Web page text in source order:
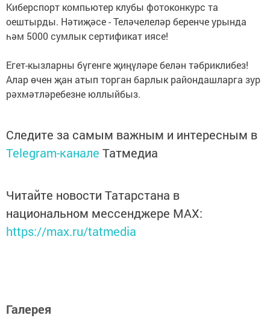
Киберспорт компьютер клубы фотоконкурс та
оештырды. Нәтиҗәсе - Теләчелеләр беренче урында
һәм 5000 сумлык сертификат иясе!
Егет-кызларны бүгенге җиңүләре белән тәбриклибез!
Алар өчен җан атып торган барлык райондашларга зур
рәхмәтләребезне юллыйбыз.
Следите за самым важным и интересным в
Telegram-канале Татмедиа
Читайте новости Татарстана в
национальном мессенджере MАХ:
https://max.ru/tatmedia
Галерея